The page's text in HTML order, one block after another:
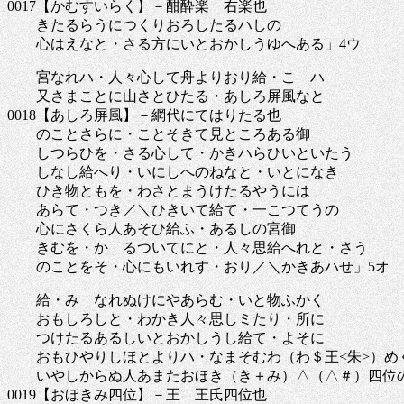
0017【かむすいらく】－酣酔楽 右楽也
きたるらうにつくりおろしたるハしの
心はえなと・さる方にいとおかしうゆへある」4ウ
宮なれハ・人々心して舟よりおり給・こゝハ
又さまことに山さとひたる・あしろ屏風なと
0018【あしろ屏風】－網代にてはりたる也
のことさらに・ことそきて見ところある御
しつらひを・さる心して・かきハらひいといたう
しなし給へり・いにしへのねなと・いとになき
ひき物ともを・わさとまうけたるやうには
あらて・つき／＼ひきいて給て・一こつてうの
心にさくら人あそひ給ふ・あるしの宮御
きむを・かゝるついてにと・人々思給へれと・さう
のことをそ・心にもいれす・おり／＼かきあハせ」5オ
給・みゝなれぬけにやあらむ・いと物ふかく
おもしろしと・わかき人々思しミたり・所に
つけたるあるしいとおかしうし給て・よそに
おもひやりしほとよりハ・なまそむわ（わ＄王<朱>）め
いやしからぬ人あまたおほき（き＋み）△（△＃）四位
0019【おほきみ四位】－王 王氏四位也